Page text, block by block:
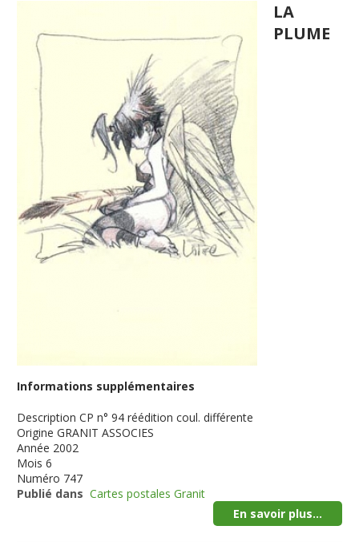
LA
PLUME
Informations supplémentaires
Description CP n° 94 réédition coul. différente
Origine GRANIT ASSOCIES
Année 2002
Mois 6
Numéro 747
Publié dans Cartes postales Granit
En savoir plus...